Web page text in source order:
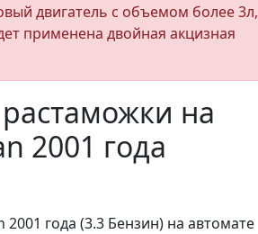
двигатель с объемом более 3л,
применена двойная акцизная
на
2001 года
года (3.3 Бензин) на автомате